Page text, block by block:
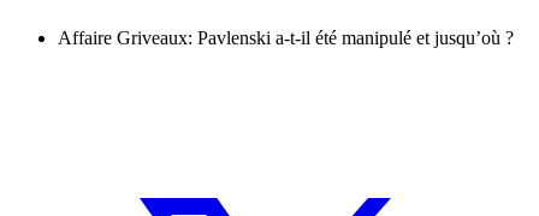
Affaire Griveaux: Pavlenski a-t-il été manipulé et jusqu’où ?